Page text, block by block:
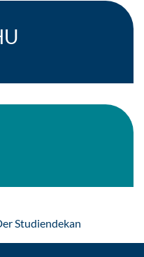
Studiendekan: Contact by